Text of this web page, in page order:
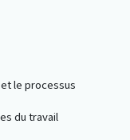
le processus
du travail